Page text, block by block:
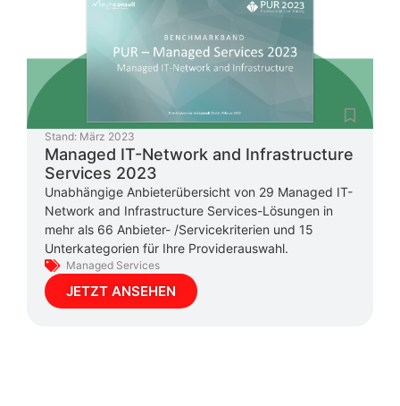
Stand: März 2023
Managed IT-Network and Infrastructure
Services 2023
Unabhängige Anbieterübersicht von 29 Managed IT-
Network and Infrastructure Services-Lösungen in
mehr als 66 Anbieter- /Servicekriterien und 15
Unterkategorien für Ihre Providerauswahl.
Managed Services
JETZT ANSEHEN